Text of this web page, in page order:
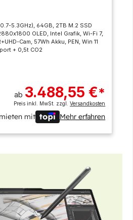
5.3GHz), 64GB, 2TB M.2 SSD
OLED, Intel Grafik, Wi-Fi 7,
Cam, 57Wh Akku, PEN, Win 11
+ 0,5t CO2
ab 3.488,55 €*
Preis inkl. MwSt. zzgl.Versandkosten
mit Mehr erfahren